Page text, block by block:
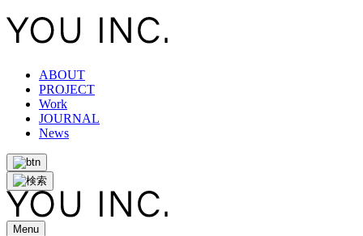
ABOUT
PROJECT
Work
JOURNAL
News
Menu